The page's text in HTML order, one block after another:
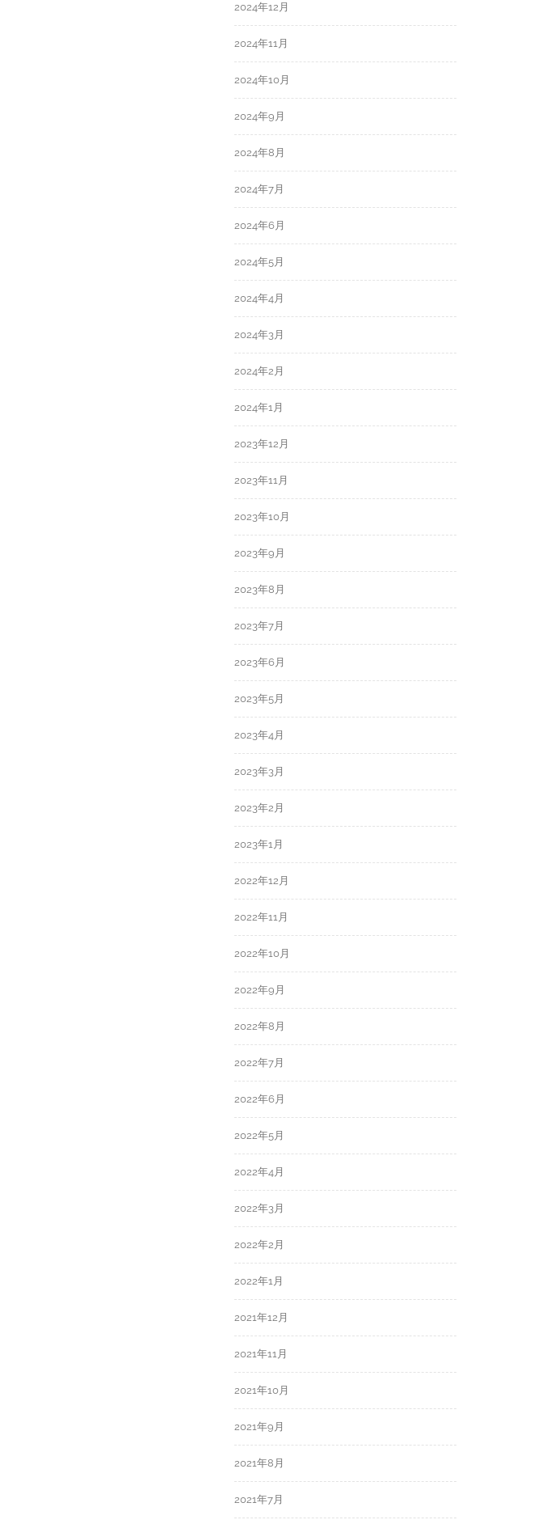
2024年12月
2024年11月
2024年10月
2024年9月
2024年8月
2024年7月
2024年6月
2024年5月
2024年4月
2024年3月
2024年2月
2024年1月
2023年12月
2023年11月
2023年10月
2023年9月
2023年8月
2023年7月
2023年6月
2023年5月
2023年4月
2023年3月
2023年2月
2023年1月
2022年12月
2022年11月
2022年10月
2022年9月
2022年8月
2022年7月
2022年6月
2022年5月
2022年4月
2022年3月
2022年2月
2022年1月
2021年12月
2021年11月
2021年10月
2021年9月
2021年8月
2021年7月